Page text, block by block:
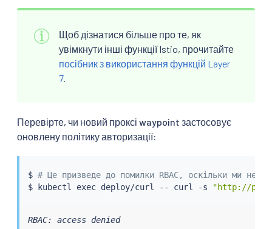
Щоб дізнатися більше про те, як
увімкнути інші функції Istio, прочитайте
посібник з використання функцій Layer
7.
Перевірте, чи новий проксі waypoint застосовує
оновлену політику авторизації:
$ # Це призведе до помилки RBAC, оскільки ми не
$
kubectl exec deploy/curl -- curl -s "http://
RBAC: access denied